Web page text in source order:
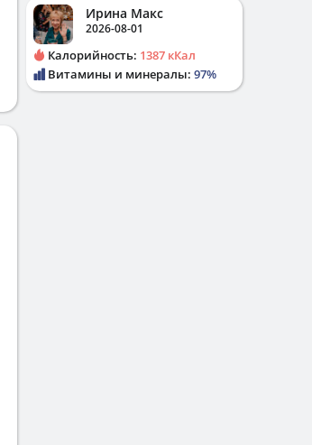
Ирина Макс
2026-08-01
Калорийность: 1387 кКал
Витамины и минералы: 97%